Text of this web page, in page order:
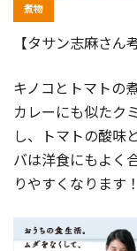
煮物
【タサン志麻さん
キノコとトマトの
カレーにも似たク
し、トマトの酸味
バは洋食にもよく
りやすくなります！